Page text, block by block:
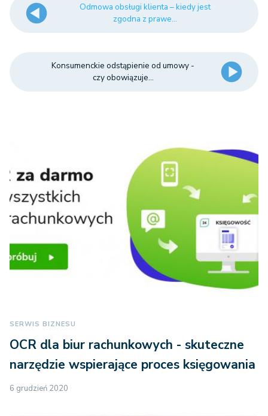
Odmowa obsługi klienta – kiedy jest
zgodna z prawe...
Konsumenckie odstąpienie od umowy -
czy obowiązuje...
SERWIS BIZNESU
OCR dla biur rachunkowych - skuteczne
narzędzie wspierające proces księgowania
6 grudzień 2020